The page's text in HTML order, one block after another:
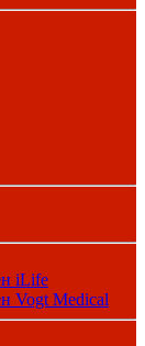
iLife
Vogt Medical